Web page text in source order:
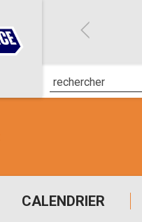
CALENDRIER